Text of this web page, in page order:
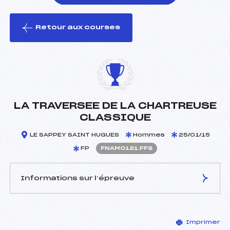
le ski
Retour aux courses
LA TRAVERSEE DE LA CHARTREUSE
CLASSIQUE
LE SAPPEY SAINT HUGUES Hommes 25/01/15
FP FNAM0121.FFS
Informations sur l’épreuve
CHEVALIER CHRISTOPHE
Imprimer